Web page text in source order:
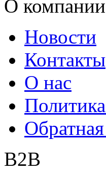
О компании
Новости
Контакты
О нас
Обратная
B2B